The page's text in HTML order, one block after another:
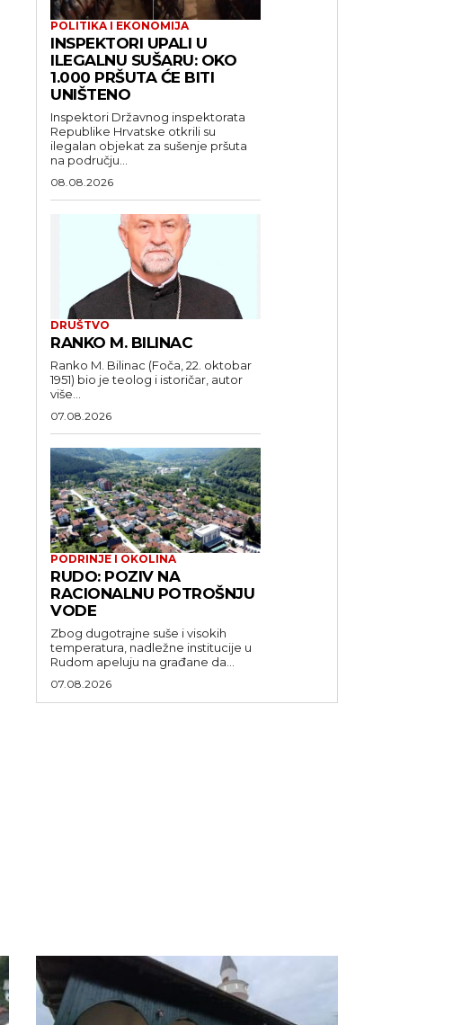
POLITIKA I EKONOMIJA
INSPEKTORI UPALI U
ILEGALNU SUŠARU: OKO
1.000 PRŠUTA ĆE BITI
UNIŠTENO
Inspektori Državnog inspektorata
Republike Hrvatske otkrili su
ilegalan objekat za sušenje pršuta
na području...
08.08.2026
DRUŠTVO
RANKO M. BILINAC
Ranko M. Bilinac (Foča, 22. oktobar
1951) bio je teolog i istoričar, autor
više...
07.08.2026
PODRINJE I OKOLINA
RUDO: POZIV NA
RACIONALNU POTROŠNJU
VODE
Zbog dugotrajne suše i visokih
temperatura, nadležne institucije u
Rudom apeluju na građane da...
07.08.2026